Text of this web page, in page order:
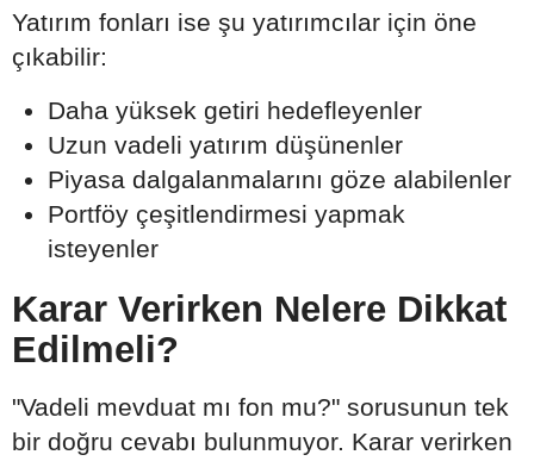
Yatırım fonları ise şu yatırımcılar için öne
çıkabilir:
Daha yüksek getiri hedefleyenler
Uzun vadeli yatırım düşünenler
Piyasa dalgalanmalarını göze alabilenler
Portföy çeşitlendirmesi yapmak
isteyenler
Karar Verirken Nelere Dikkat
Edilmeli?
"Vadeli mevduat mı fon mu?" sorusunun tek
bir doğru cevabı bulunmuyor. Karar verirken